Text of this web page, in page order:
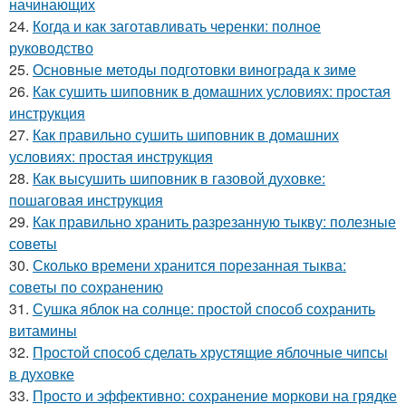
24. Когда и как заготавливать черенки: полное
руководство
25. Основные методы подготовки винограда к зиме
26. Как сушить шиповник в домашних условиях: простая
инструкция
27. Как правильно сушить шиповник в домашних
условиях: простая инструкция
28. Как высушить шиповник в газовой духовке:
пошаговая инструкция
29. Как правильно хранить разрезанную тыкву: полезные
советы
30. Сколько времени хранится порезанная тыква:
советы по сохранению
31. Сушка яблок на солнце: простой способ сохранить
витамины
32. Простой способ сделать хрустящие яблочные чипсы
в духовке
33. Просто и эффективно: сохранение моркови на грядке